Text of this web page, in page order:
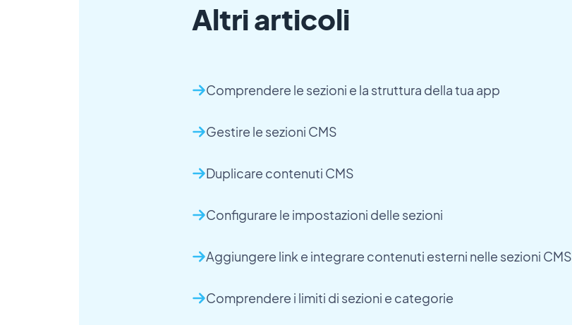
Altri articoli
Comprendere le sezioni e la struttura della tua app
Gestire le sezioni CMS
Duplicare contenuti CMS
Configurare le impostazioni delle sezioni
Aggiungere link e integrare contenuti esterni nelle sezioni CMS
Comprendere i limiti di sezioni e categorie